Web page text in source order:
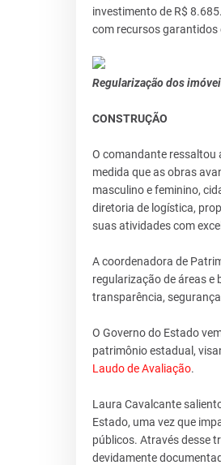
investimento de R$
com recursos garantidos
Regularização dos
CONSTRUÇÃO
O comandante ressaltou
medida que as obras
masculino e feminino,
diretoria de logística,
suas atividades com
A coordenadora de
regularização de áreas
transparência,
O Governo do Estado
patrimônio estadual,
Laudo de Avaliação.
Laura Cavalcante
Estado, uma vez que
públicos. Através desse
devidamente